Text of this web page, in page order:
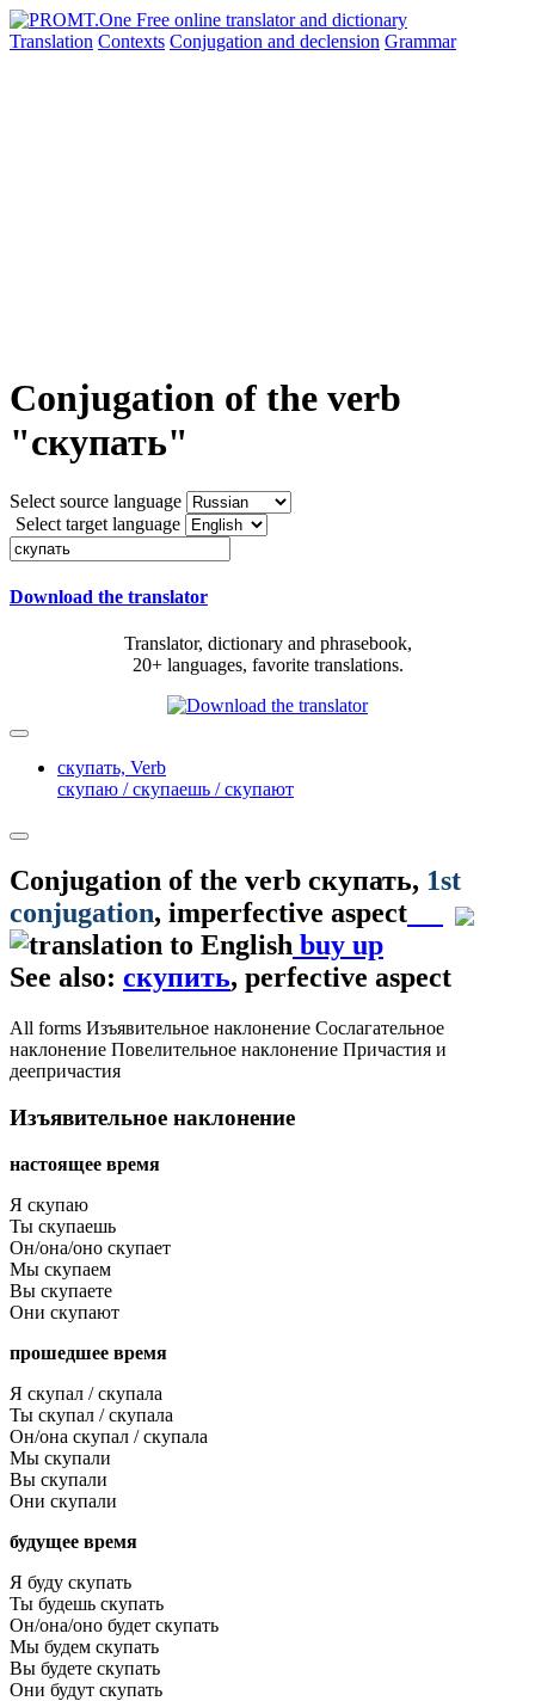
Translation Contexts Conjugation and declension Grammar
Conjugation of the verb
"скупать"
Select source language
Select target language
Download the translator
Translator, dictionary and phrasebook,
20+ languages, favorite translations.
скупать, Verb
скупаю / скупаешь / скупают
Conjugation of the verb скупать, 1st
conjugation, imperfective aspect
buy up
See also: скупить, perfective aspect
All forms Изъявительное наклонение Сослагательное
наклонение Повелительное наклонение Причастия и
деепричастия
Изъявительное наклонение
настоящее время
Я скупаю
Ты скупаешь
Он/она/оно скупает
Мы скупаем
Вы скупаете
Они скупают
прошедшее время
Я скупал / скупала
Ты скупал / скупала
Он/она скупал / скупала
Мы скупали
Вы скупали
Они скупали
будущее время
Я буду скупать
Ты будешь скупать
Он/она/оно будет скупать
Мы будем скупать
Вы будете скупать
Они будут скупать